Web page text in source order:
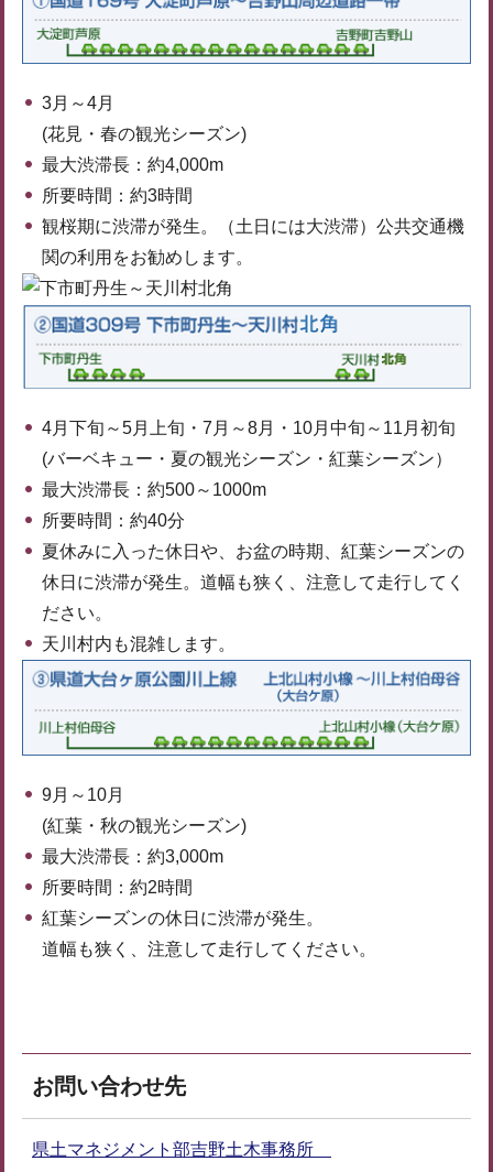
3月～4月
(花見・春の観光シーズン)
最大渋滞長：約4,000m
所要時間：約3時間
観桜期に渋滞が発生。（土日には大渋滞）公共交通機
関の利用をお勧めします。
4月下旬～5月上旬・7月～8月・10月中旬～11月初旬
(バーベキュー・夏の観光シーズン・紅葉シーズン）
最大渋滞長：約500～1000m
所要時間：約40分
夏休みに入った休日や、お盆の時期、紅葉シーズンの
休日に渋滞が発生。道幅も狭く、注意して走行してく
ださい。
天川村内も混雑します。
9月～10月
(紅葉・秋の観光シーズン)
最大渋滞長：約3,000m
所要時間：約2時間
紅葉シーズンの休日に渋滞が発生。
道幅も狭く、注意して走行してください。
お問い合わせ先
県土マネジメント部吉野土木事務所